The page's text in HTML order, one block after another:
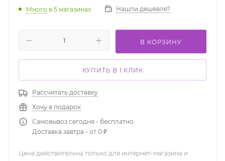
Много в 5 магазинах Нашли дешевле?
В КОРЗИНУ
КУПИТЬ В 1 КЛИК
Рассчитать доставку
Хочу в подарок
Самовывоз сегодня - бесплатно
Доставка завтра - от 0 ₽
Цена действительна только для интернет-магазина и